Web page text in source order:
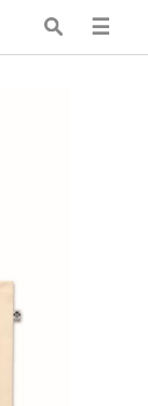
☰